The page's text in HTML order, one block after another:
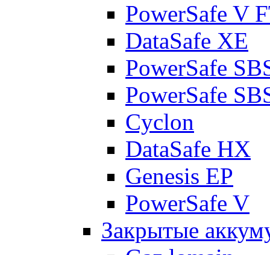
PowerSafe V
DataSafe XE
PowerSafe
PowerSafe
Cyclon
DataSafe HX
Genesis EP
PowerSafe V
Закрытые